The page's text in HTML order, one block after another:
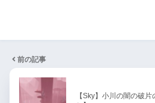
前の記事
【Sky】小川の闇の破